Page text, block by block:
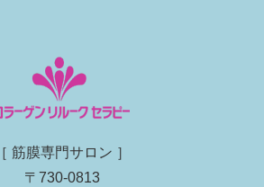
［ 筋膜専門サロン ］
〒730-0813